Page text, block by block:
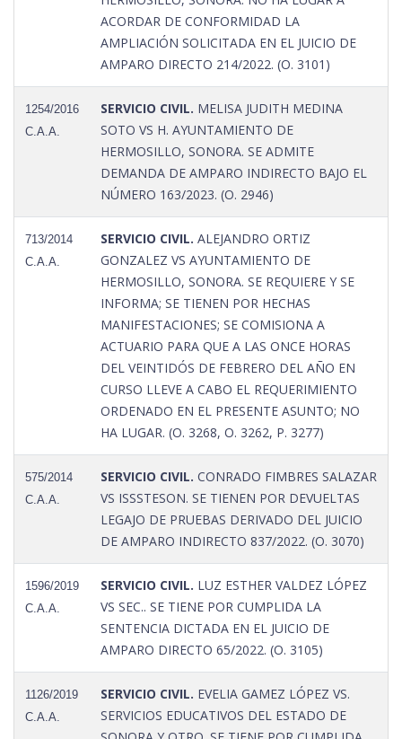
ACORDAR DE CONFORMIDAD LA
AMPLIACIÓN SOLICITADA EN EL JUICIO DE
AMPARO DIRECTO 214/2022. (O. 3101)
1254/2016
C.A.A.
SERVICIO CIVIL. MELISA JUDITH MEDINA
SOTO VS H. AYUNTAMIENTO DE
HERMOSILLO, SONORA. SE ADMITE
DEMANDA DE AMPARO INDIRECTO BAJO EL
NÚMERO 163/2023. (O. 2946)
713/2014
C.A.A.
SERVICIO CIVIL. ALEJANDRO ORTIZ
GONZALEZ VS AYUNTAMIENTO DE
HERMOSILLO, SONORA. SE REQUIERE Y SE
INFORMA; SE TIENEN POR HECHAS
MANIFESTACIONES; SE COMISIONA A
ACTUARIO PARA QUE A LAS ONCE HORAS
DEL VEINTIDÓS DE FEBRERO DEL AÑO EN
CURSO LLEVE A CABO EL REQUERIMIENTO
ORDENADO EN EL PRESENTE ASUNTO; NO
HA LUGAR. (O. 3268, O. 3262, P. 3277)
575/2014
C.A.A.
SERVICIO CIVIL. CONRADO FIMBRES SALAZAR
VS ISSSTESON. SE TIENEN POR DEVUELTAS
LEGAJO DE PRUEBAS DERIVADO DEL JUICIO
DE AMPARO INDIRECTO 837/2022. (O. 3070)
1596/2019
C.A.A.
SERVICIO CIVIL. LUZ ESTHER VALDEZ LÓPEZ
VS SEC.. SE TIENE POR CUMPLIDA LA
SENTENCIA DICTADA EN EL JUICIO DE
AMPARO DIRECTO 65/2022. (O. 3105)
1126/2019
C.A.A.
SERVICIO CIVIL. EVELIA GAMEZ LÓPEZ VS.
SERVICIOS EDUCATIVOS DEL ESTADO DE